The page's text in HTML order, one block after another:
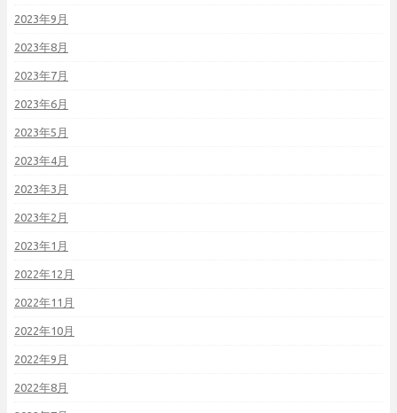
2023年9月
2023年8月
2023年7月
2023年6月
2023年5月
2023年4月
2023年3月
2023年2月
2023年1月
2022年12月
2022年11月
2022年10月
2022年9月
2022年8月